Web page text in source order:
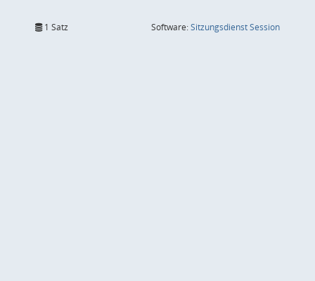
1 Satz Software:SitzungsdienstSession(Wird in